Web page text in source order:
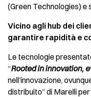
(Green Technologies) e
Vicino agli hub dei
garantire rapidità e
Le tecnologie
“Rooted in innovation,
nell’innovazione,
distribuito” di Marelli